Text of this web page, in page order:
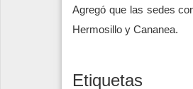
Agregó que las sedes
Hermosillo y Cananea.
Etiquetas